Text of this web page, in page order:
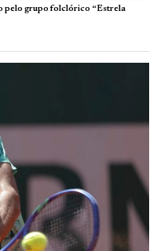
pelo grupo folclórico “Estrela